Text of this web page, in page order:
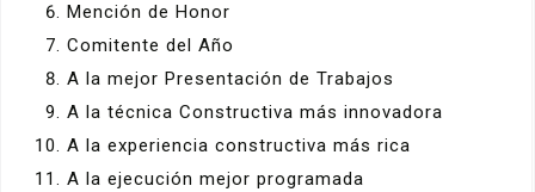
Mención de Honor
Comitente del Año
A la mejor Presentación de Trabajos
A la técnica Constructiva más innovadora
A la experiencia constructiva más rica
A la ejecución mejor programada